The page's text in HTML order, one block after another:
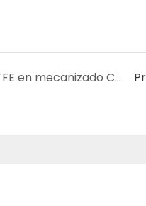
Recubrimiento de PTFE en mecanizado CNC